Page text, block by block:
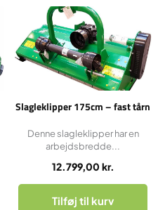
Slagleklipper 175cm – fast tårn
12.799,00 kr.
Denne slagleklipper har en
arbejdsbredde...
Tilføj til kurv